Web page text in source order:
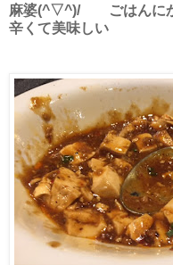
麻婆(^▽^)/ ごはんにか
辛くて美味しい